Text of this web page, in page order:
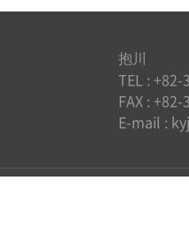
抱川
TEL :
FAX :
E-mail :